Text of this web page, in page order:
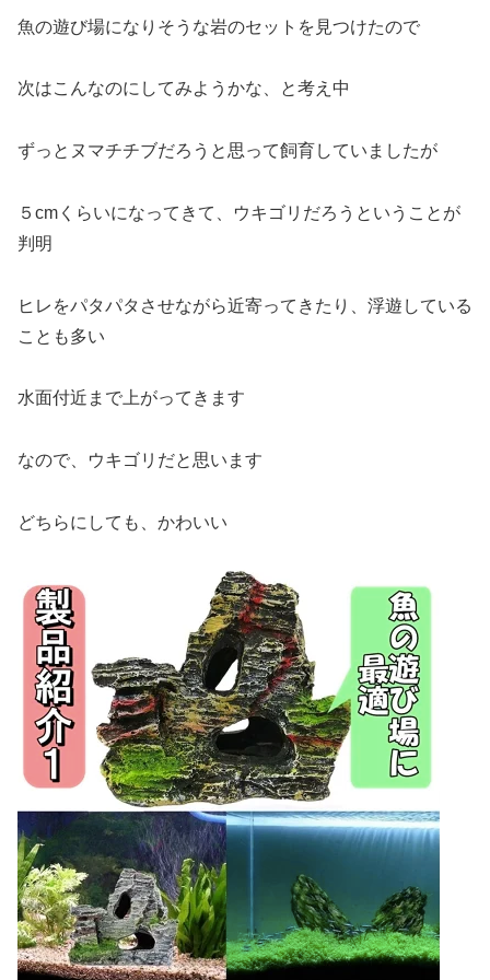
魚の遊び場になりそうな岩のセットを見つけたので
次はこんなのにしてみようかな、と考え中
ずっとヌマチチブだろうと思って飼育していましたが
５cmくらいになってきて、ウキゴリだろうということが
判明
ヒレをパタパタさせながら近寄ってきたり、浮遊している
ことも多い
水面付近まで上がってきます
なので、ウキゴリだと思います
どちらにしても、かわいい